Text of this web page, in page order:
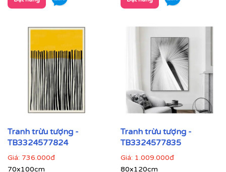
Tranh trừu tượng -
TB3324577824
Giá: 736.000đ
70x100cm
Tranh trừu tượng -
TB3324577835
Giá: 1.009.000đ
80x120cm